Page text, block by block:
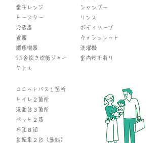
電子レンジ
トースター
冷蔵庫
食器
調理機器
5.5合炊き炊飯ジャー
ケトル
シャンプー
リンス
ボディソープ
ウォシュレット
洗濯機
室内物干有り
ユニットバス１箇所
トイレ２箇所
洗面台３箇所
ベット２基
布団８組
自転車２台（無料）